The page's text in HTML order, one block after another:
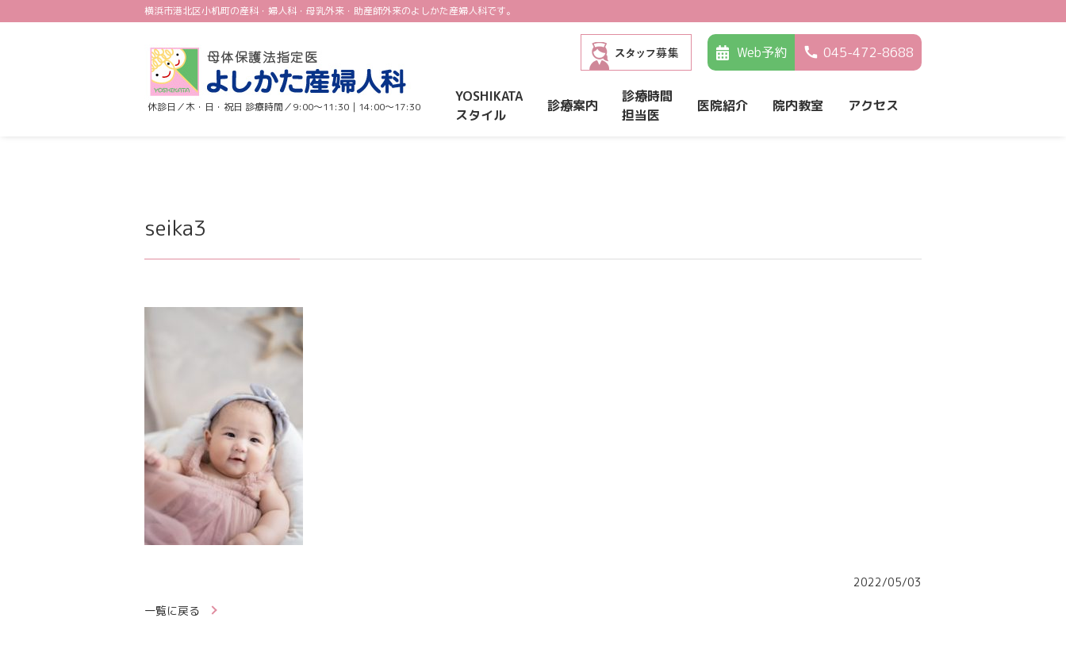
横浜市港北区小机町の産科・婦人科・母乳外来・助産師外来のよしかた産婦人科です。
休診日／木・日・祝日 診療時間／9:00〜11:30｜14:00〜17:30
Web予約 045-472-8688
YOSHIKATA
スタイル
診療案内
診療時間
担当医
医院紹介 院内教室 アクセス
seika3
2022/05/03
一覧に戻る